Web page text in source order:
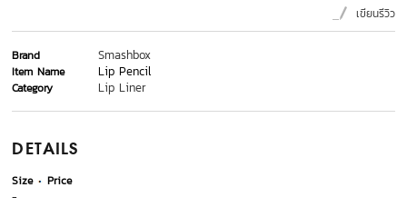
เขียนรีวิว
Brand Smashbox
Item Name Lip Pencil
Category Lip Liner
DETAILS
Size
Price
-